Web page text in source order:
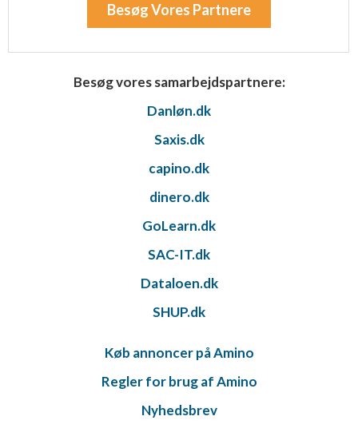
Besøg Vores Partnere
Besøg vores samarbejdspartnere:
Danløn.dk
Saxis.dk
capino.dk
dinero.dk
GoLearn.dk
SAC-IT.dk
Dataloen.dk
SHUP.dk
Køb annoncer på Amino
Regler for brug af Amino
Nyhedsbrev